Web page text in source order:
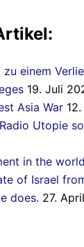
einem
19. Juli
Asia War
Utopie
in the
of Israel
does. 27.